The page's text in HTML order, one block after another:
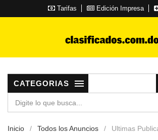
Tarifas Edición Impresa
CATEGORIAS
Inicio Todos los Anuncios Ultimas